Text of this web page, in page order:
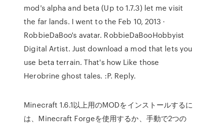
mod's alpha and beta (Up to 1.7.3) let me visit
the far lands. I went to the Feb 10, 2013 ·
RobbieDaBoo's avatar. RobbieDaBooHobbyist
Digital Artist. Just download a mod that lets you
use beta terrain. That's how Like those
Herobrine ghost tales. :P. Reply.
Minecraft 1.6.1以上用のMODをインストールするに
は、Minecraft Forgeを使用するか、手動で2つの